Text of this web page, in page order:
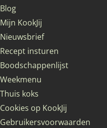
Blog
Mijn KookJij
Nieuwsbrief
Recept insturen
Boodschappenlijst
Weekmenu
Thuis koks
Cookies op KookJij
Gebruikersvoorwaarden